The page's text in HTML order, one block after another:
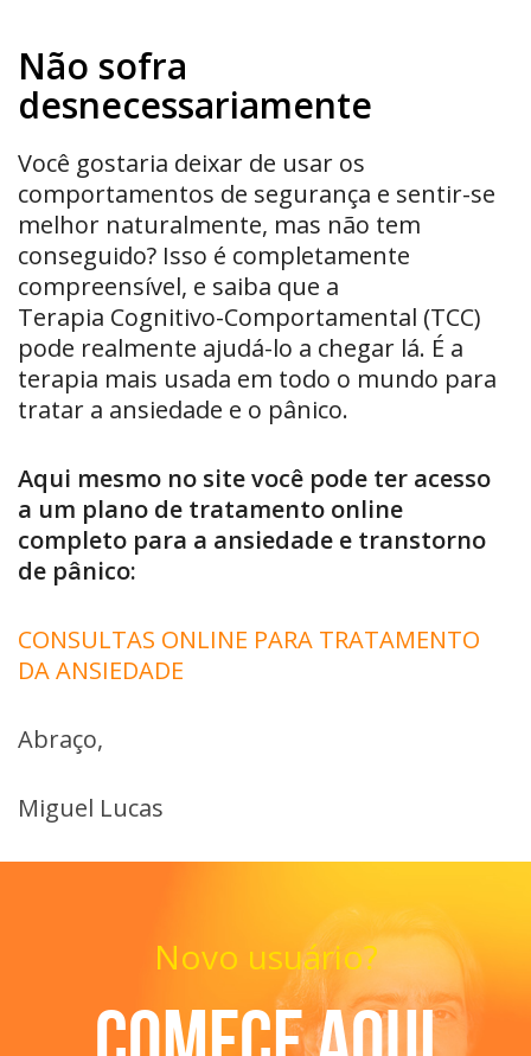
Não sofra
desnecessariamente
Você gostaria deixar de usar os
comportamentos de segurança e sentir-se
melhor naturalmente, mas não tem
conseguido? Isso é completamente
compreensível, e saiba que a
Terapia Cognitivo-Comportamental (TCC)
pode realmente ajudá-lo a chegar lá. É a
terapia mais usada em todo o mundo para
tratar a ansiedade e o pânico.
Aqui mesmo no site você pode ter acesso
a um plano de tratamento online
completo para a ansiedade e transtorno
de pânico:
CONSULTAS ONLINE PARA TRATAMENTO
DA ANSIEDADE
Abraço,
Miguel Lucas
Novo usuário?